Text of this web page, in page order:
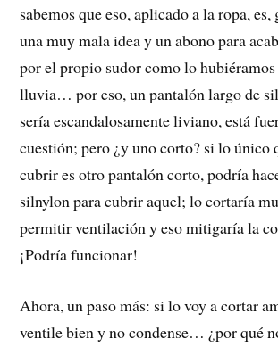
sabemos que eso, aplicado a la ropa,
una muy mala idea y un abono para
por el propio sudor como lo
lluvia… por eso, un pantalón largo de
sería escandalosamente liviano, está
cuestión; pero ¿y uno corto? si lo único
cubrir es otro pantalón corto, podría
silnylon para cubrir aquel; lo cortaría
permitir ventilación y eso mitigaría la
¡Podría funcionar!
Ahora, un paso más: si lo voy a cortar
ventile bien y no condense… ¿por qué